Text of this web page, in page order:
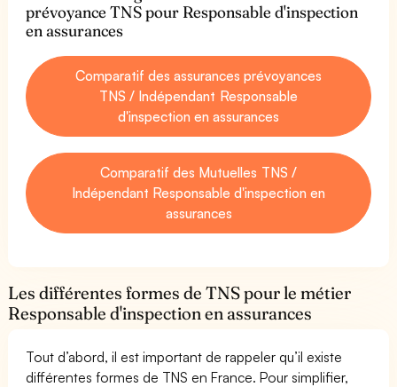
prévoyance TNS pour Responsable d'inspection
en assurances
Comparatif des assurances prévoyances
TNS / Indépendant Responsable
d'inspection en assurances
Comparatif des Mutuelles TNS /
Indépendant Responsable d'inspection en
assurances
Les différentes formes de TNS pour le métier
Responsable d'inspection en assurances
Tout d’abord, il est important de rappeler qu’il existe
différentes formes de TNS en France. Pour simplifier,